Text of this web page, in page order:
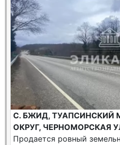
С. БЖИД, ТУАПСИНСКИЙ
ОКРУГ, ЧЕРНОМОРСКАЯ
Продается ровный